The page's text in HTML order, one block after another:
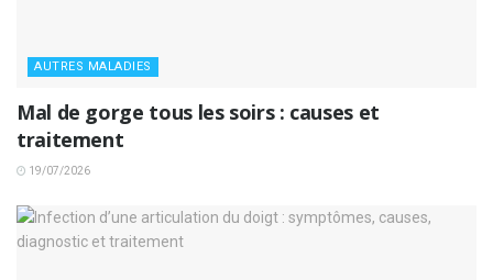
AUTRES MALADIES
Mal de gorge tous les soirs : causes et
traitement
19/07/2026